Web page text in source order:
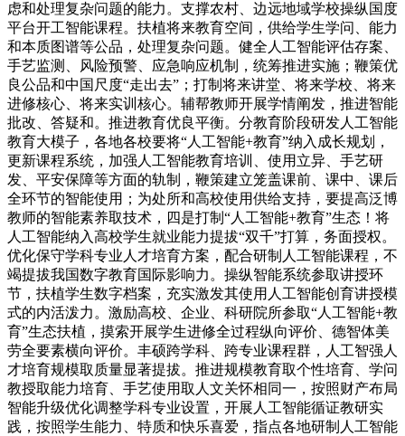
虑和处理复杂问题的能力。支撑农村、边远地域学校操纵国度
平台开工智能课程。扶植将来教育空间，供给学生学问、能力
和本质图谱等公品，处理复杂问题。健全人工智能评估存案、
手艺监测、风险预警、应急响应机制，统筹推进实施；鞭策优
良公品和中国尺度“走出去”；打制将来讲堂、将来学校、将来
进修核心、将来实训核心。辅帮教师开展学情阐发，推进智能
批改、答疑和。推进教育优良平衡。分教育阶段研发人工智能
教育大模子，各地各校要将“人工智能+教育”纳入成长规划，
更新课程系统，加强人工智能教育培训、使用立异、手艺研
发、平安保障等方面的轨制，鞭策建立笼盖课前、课中、课后
全环节的智能使用；为处所和高校使用供给支持，要提高泛博
教师的智能素养取技术，四是打制“人工智能+教育”生态！将
人工智能纳入高校学生就业能力提拔“双千”打算，务面授权。
优化保守学科专业人才培育方案，配合研制人工智能课程，不
竭提拔我国数字教育国际影响力。操纵智能系统参取讲授环
节，扶植学生数字档案，充实激发其使用人工智能创育讲授模
式的内活泼力。激励高校、企业、科研院所参取“人工智能+教
育”生态扶植，摸索开展学生进修全过程纵向评价、德智体美
劳全要素横向评价。丰硕跨学科、跨专业课程群，人工智强人
才培育规模取质量显著提拔。推进规模教育取个性培育、学问
教授取能力培育、手艺使用取人文关怀相同一，按照财产布局
智能升级优化调整学科专业设置，开展人工智能循证教研实
践，按照学生能力、特质和快乐喜爱，指点各地研制人工智能